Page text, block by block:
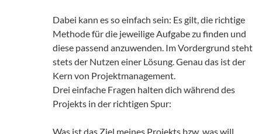
Dabei kann es so einfach sein: Es gilt, die richtige
Methode für die jeweilige Aufgabe zu finden und
diese passend anzuwenden. Im Vordergrund steht
stets der Nutzen einer Lösung. Genau das ist der
Kern von Projektmanagement.
Drei einfache Fragen halten dich während des
Projekts in der richtigen Spur:
Was ist das Ziel meines Projekts bzw. was will